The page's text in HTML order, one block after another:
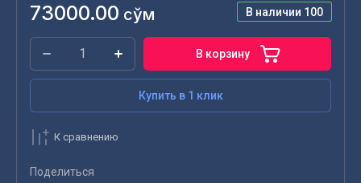
В наличии 100
73000.00 сўм
В корзину
Купить в 1 клик
К сравнению
Поделиться